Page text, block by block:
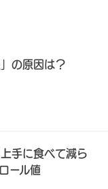
の原因は？
手に食べて減ら
ール値